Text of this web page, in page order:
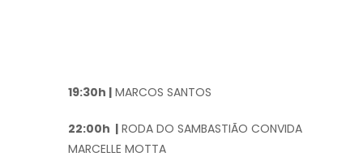
19:30h | MARCOS SANTOS
22:00h | RODA DO SAMBASTIÃO CONVIDA
MARCELLE MOTTA